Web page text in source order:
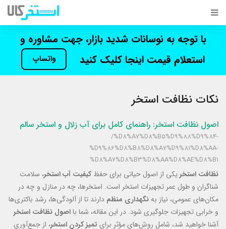
با توجه به نوسانات شدید بازار، جهت مشاوره و
استعلام قیمت اینجا کلیک کنید
واتساپ
نکات نظافت استخر
اصول نظافت استخر: راهنمای کامل برای آب زلال و استخر سالم
/%D8%A7%D8%B5%D9%88%D9%84-
%D9%86%D8%B8%D8%A7%D9%81%D8%AA-
%D8%A7%D8%B3%D8%AA%D8%AE%D8%B1
نظافت استخریکی از اصول حیاتی برای حفظ کیفیت آب استخر، سلامت
شناگران و طول عمر تجهیزات استخر است. استخرها، چه در منازل و چه در
مکان‌های عمومی، نیاز به نگهداری منظم دارند تا از آلودگی‌ها، رشد باکتری‌ها
و خرابی تجهیزات جلوگیری شود. در این مقاله، شما بااصول نظافت استخر
آشنا خواهید شد، شامل روش‌های مؤثر برای تمیز کردن استخر، از جمع‌آوری